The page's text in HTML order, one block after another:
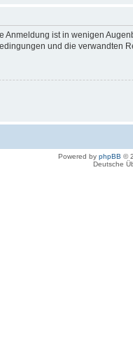
ist in wenigen
und die
Powered by phpBB ©
Deutsche